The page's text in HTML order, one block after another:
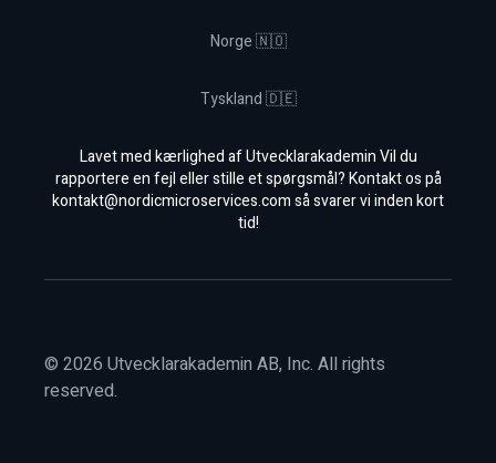
Norge 🇳🇴
Tyskland 🇩🇪
Lavet med kærlighed af Utvecklarakademin Vil du
rapportere en fejl eller stille et spørgsmål? Kontakt os på
kontakt@nordicmicroservices.comså svarer vi inden kort
tid!
© 2026 Utvecklarakademin AB, Inc. All rights
reserved.